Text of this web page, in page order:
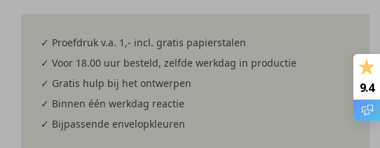
TROUWKAART
✓ Proefdruk v.a. 1,- incl. gratis papierstalen
✓ Voor 18.00 uur besteld, zelfde werkdag in productie
✓ Gratis hulp bij het ontwerpen
✓ Binnen één werkdag reactie
✓ Bijpassende envelopkleuren
9.4